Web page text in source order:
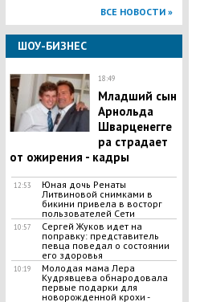
ВСЕ НОВОСТИ »
ШОУ-БИЗНЕС
18:49
​Младший сын
Арнольда
Шварценегге
ра страдает
от ожирения - кадры
12:53
Юная дочь Ренаты
Литвиновой снимками в
бикини привела в восторг
пользователей Сети
10:57
​Сергей Жуков идет на
поправку: представитель
певца поведал о состоянии
его здоровья
10:19
​Молодая мама Лера
Кудрявцева обнародовала
первые подарки для
новорожденной крохи -